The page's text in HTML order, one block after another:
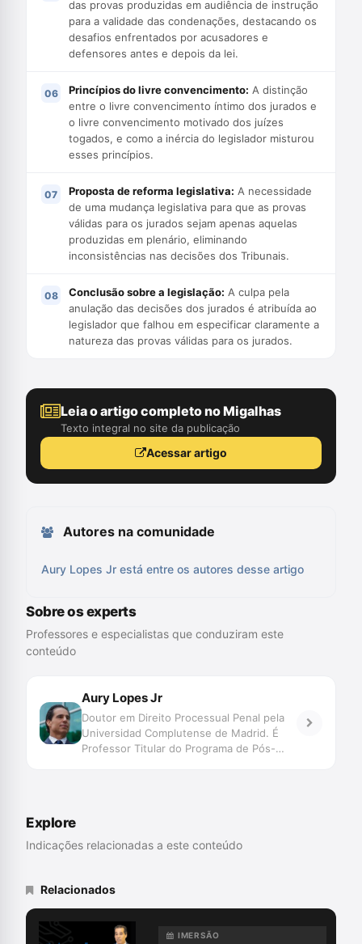
das provas produzidas em audiência de instrução
para a validade das condenações, destacando os
desafios enfrentados por acusadores e
defensores antes e depois da lei.
Princípios do livre convencimento: A distinção
entre o livre convencimento íntimo dos jurados e
o livre convencimento motivado dos juízes
togados, e como a inércia do legislador misturou
esses princípios.
Proposta de reforma legislativa: A necessidade
de uma mudança legislativa para que as provas
válidas para os jurados sejam apenas aquelas
produzidas em plenário, eliminando
inconsistências nas decisões dos Tribunais.
Conclusão sobre a legislação: A culpa pela
anulação das decisões dos jurados é atribuída ao
legislador que falhou em especificar claramente a
natureza das provas válidas para os jurados.
Leia o artigo completo no Migalhas
Texto integral no site da publicação
Acessar artigo
Autores na comunidade
Aury Lopes Jr está entre os autores desse artigo
Sobre os experts
Professores e especialistas que conduziram este
conteúdo
Aury Lopes Jr
Doutor em Direito Processual Penal pela
Universidad Complutense de Madrid. É
Professor Titular do Programa de Pós-
Explore
Indicações relacionadas a este conteúdo
Relacionados
IMERSÃO